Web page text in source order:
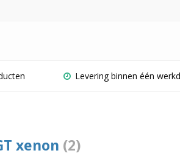
Levering binnen één
xenon (2)